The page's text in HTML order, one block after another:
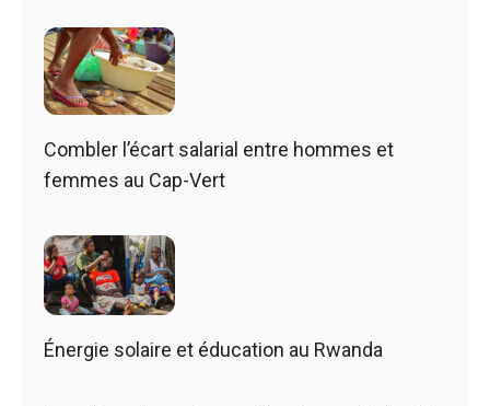
Combler l’écart salarial entre hommes et
femmes au Cap-Vert
Énergie solaire et éducation au Rwanda